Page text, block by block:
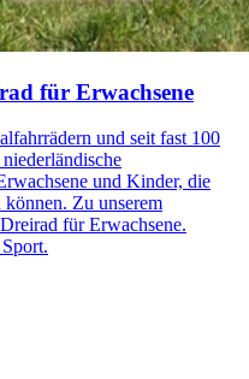
für Erwachsene
und seit fast 100
und Kinder, die
Zu unserem
für Erwachsene.